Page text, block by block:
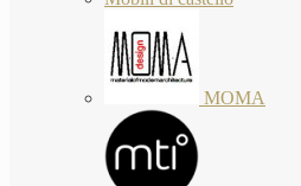
MOMA